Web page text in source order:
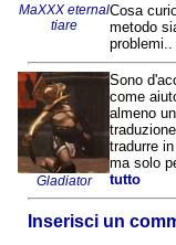
MaXXX eternal
tiare
Cosa
metodo
Gladiator
Sono
come
almeno
tradurre
ma solo
tutto
Inserisci un